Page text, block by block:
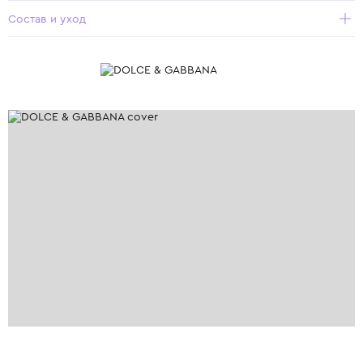
Состав и уход